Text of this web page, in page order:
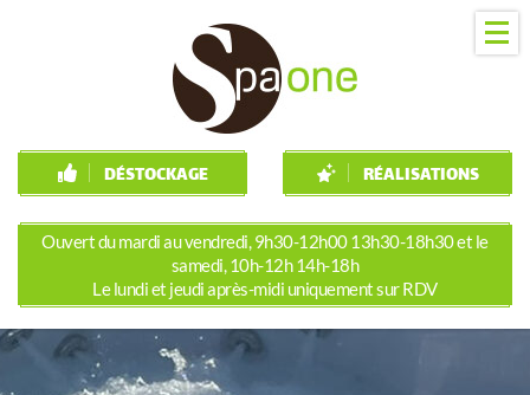
DÉSTOCKAGE RÉALISATIONS
Ouvert du mardi au vendredi, 9h30-12h00 13h30-18h30 et le
samedi, 10h-12h 14h-18h
Le lundi et jeudi après-midi uniquement sur RDV